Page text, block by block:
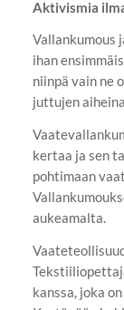
Aktivismia
Vallankumous
ihan
niinpä vain ne
juttujen
kertaa ja sen
pohtimaan
aukeamalta.
kanssa, joka